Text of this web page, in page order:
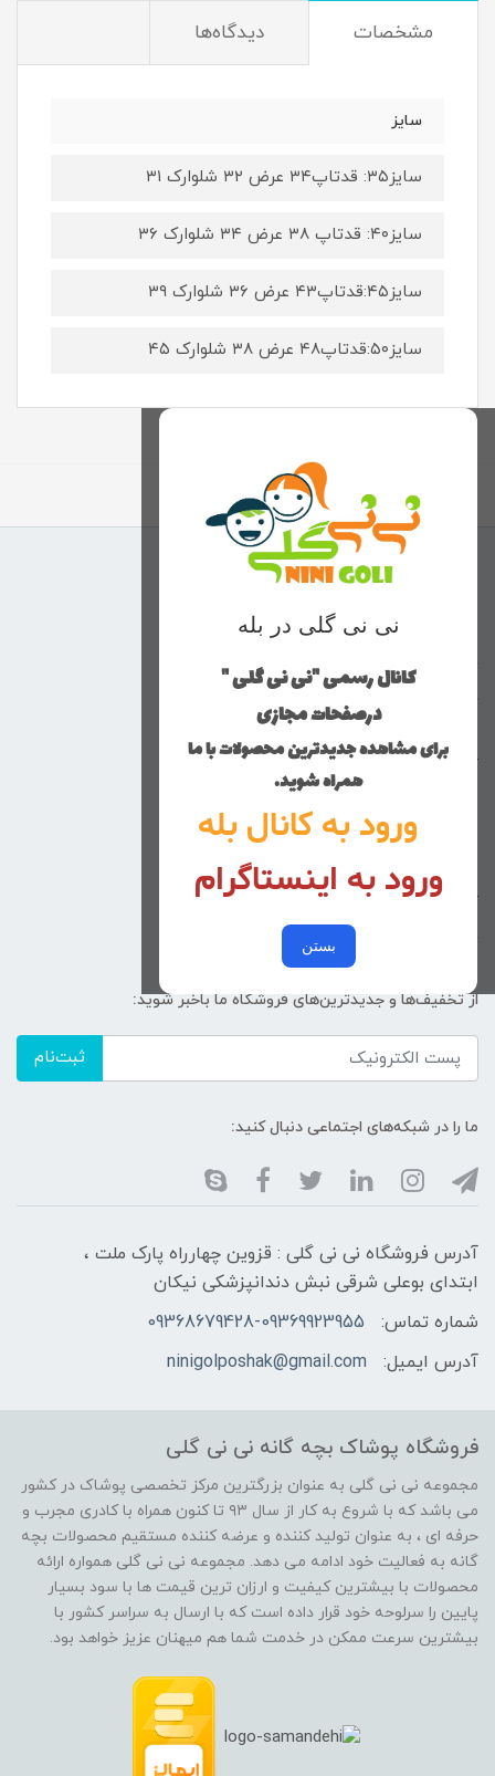
مشخصات دیدگاه‌ها
سایز
سایز۳۵: قدتاپ۳۴ عرض ۳۲ شلوارک ۳۱
سایز۴۰: قدتاپ ۳۸ عرض ۳۴ شلوارک ۳۶
سایز۴۵:قدتاپ۴۳ عرض ۳۶ شلوارک ۳۹
سایز۵۰:قدتاپ۴۸ عرض ۳۸ شلوارک ۴۵
نی نی گلی در بله
کانال رسمی "نی نی گلی "
درصفحات مجازی
برای مشاهده جدیدترین محصولات با ما
همراه شوید.
ورود به کانال بله
ورود به اینستاگرام
بستن
برگشت به بالا
منوی وب‌سایت
خانه
کوچولوهای نی نی گلی
تماس با ما
کد پیگیری سفارشات
خرید عمده
از تخفیف‌ها و جدیدترین‌های فروشگاه ما باخبر شوید:
ثبت‌نام
ما را در شبکه‌های اجتماعی دنبال کنید:
آدرس فروشگاه نی نی گلی : قزوین چهارراه پارک ملت ،
ابتدای بوعلی شرقی نبش دندانپزشکی نیکان
شماره تماس:
09368679428-09369923955
آدرس ایمیل:
ninigolposhak@gmail.com
فروشگاه پوشاک بچه گانه نی نی گلی
مجموعه نی نی گلی به عنوان بزرگترین مرکز تخصصی پوشاک در کشور
می باشد که با شروع به کار از سال ۹۳ تا کنون همراه با کادری مجرب و
حرفه ای ، به عنوان تولید کننده و عرضه کننده مستقیم محصولات بچه
گانه به فعالیت خود ادامه می دهد. مجموعه نی نی گلی همواره ارائه
محصولات با بیشترین کیفیت و ارزان ترین قیمت ها با سود بسیار
پایین را سرلوحه خود قرار داده است که با ارسال به سراسر کشور با
بیشترین سرعت ممکن در خدمت شما هم میهنان عزیز خواهد بود.